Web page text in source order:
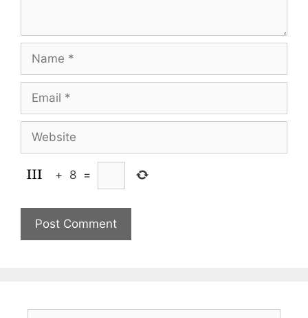
Name
Email
Website
+ 8 =